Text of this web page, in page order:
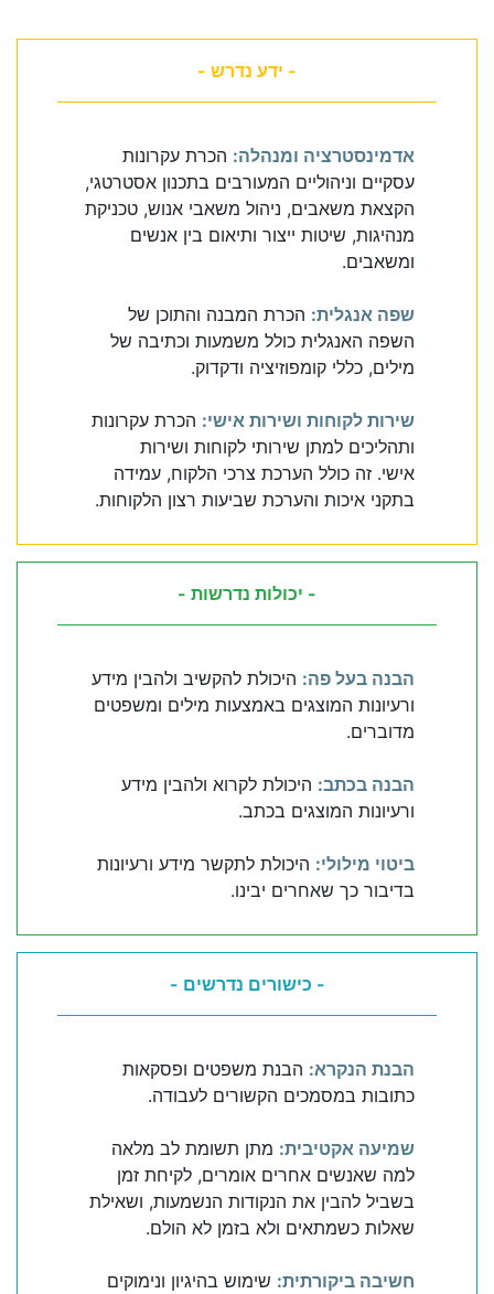
- ידע נדרש -
אדמינסטרציה ומנהלה: הכרת עקרונות
עסקיים וניהוליים המעורבים בתכנון אסטרטגי,
הקצאת משאבים, ניהול משאבי אנוש, טכניקת
מנהיגות, שיטות ייצור ותיאום בין אנשים
ומשאבים.
שפה אנגלית: הכרת המבנה והתוכן של
השפה האנגלית כולל משמעות וכתיבה של
מילים, כללי קומפוזיציה ודקדוק.
שירות לקוחות ושירות אישי: הכרת עקרונות
ותהליכים למתן שירותי לקוחות ושירות
אישי. זה כולל הערכת צרכי הלקוח, עמידה
בתקני איכות והערכת שביעות רצון הלקוחות.
- יכולות נדרשות -
הבנה בעל פה: היכולת להקשיב ולהבין מידע
ורעיונות המוצגים באמצעות מילים ומשפטים
מדוברים.
הבנה בכתב: היכולת לקרוא ולהבין מידע
ורעיונות המוצגים בכתב.
ביטוי מילולי: היכולת לתקשר מידע ורעיונות
בדיבור כך שאחרים יבינו.
- כישורים נדרשים -
הבנת הנקרא: הבנת משפטים ופסקאות
כתובות במסמכים הקשורים לעבודה.
שמיעה אקטיבית: מתן תשומת לב מלאה
למה שאנשים אחרים אומרים, לקיחת זמן
בשביל להבין את הנקודות הנשמעות, ושאילת
שאלות כשמתאים ולא בזמן לא הולם.
חשיבה ביקורתית: שימוש בהיגיון ונימוקים